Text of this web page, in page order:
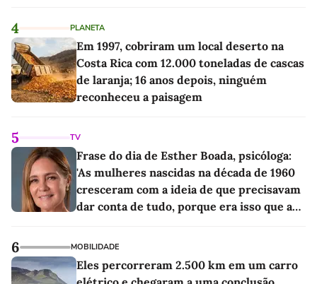
4 PLANETA
Em 1997, cobriram um local deserto na
Costa Rica com 12.000 toneladas de cascas
de laranja; 16 anos depois, ninguém
reconheceu a paisagem
5 TV
Frase do dia de Esther Boada, psicóloga:
'As mulheres nascidas na década de 1960
cresceram com a ideia de que precisavam
dar conta de tudo, porque era isso que a
6 MOBILIDADE
Eles percorreram 2.500 km em um carro